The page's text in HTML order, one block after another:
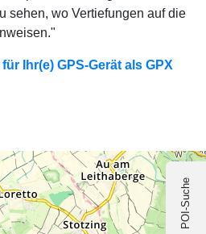
sehen, wo Vertiefungen auf die
Ihr(e) GPS-Gerät als GPX
POI-Suche